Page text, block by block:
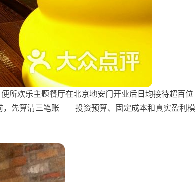
所欢乐主题餐厅在北京地安门开业后日均接待超百位
，先算清三笔账——投资预算、固定成本和真实盈利模